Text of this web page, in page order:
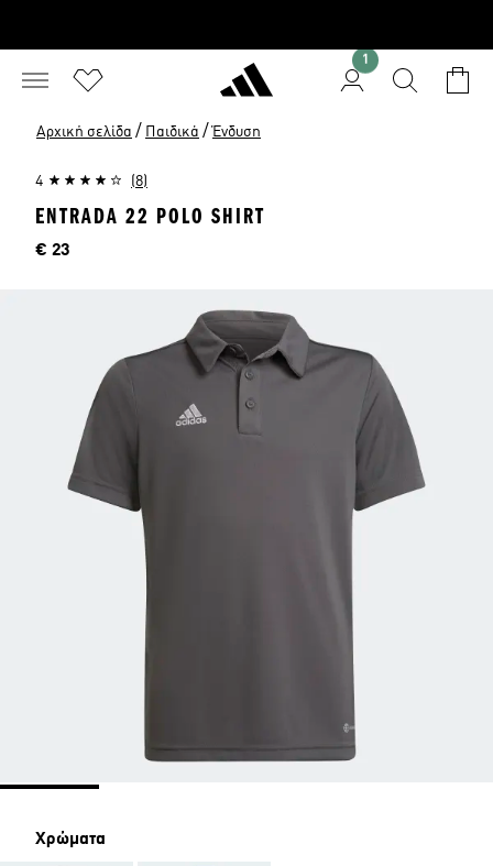
1
Αρχική σελίδα / Παιδικά / Ένδυση
4 (8)
ENTRADA 22 POLO SHIRT
Τιμή
€ 23
Χρώματα